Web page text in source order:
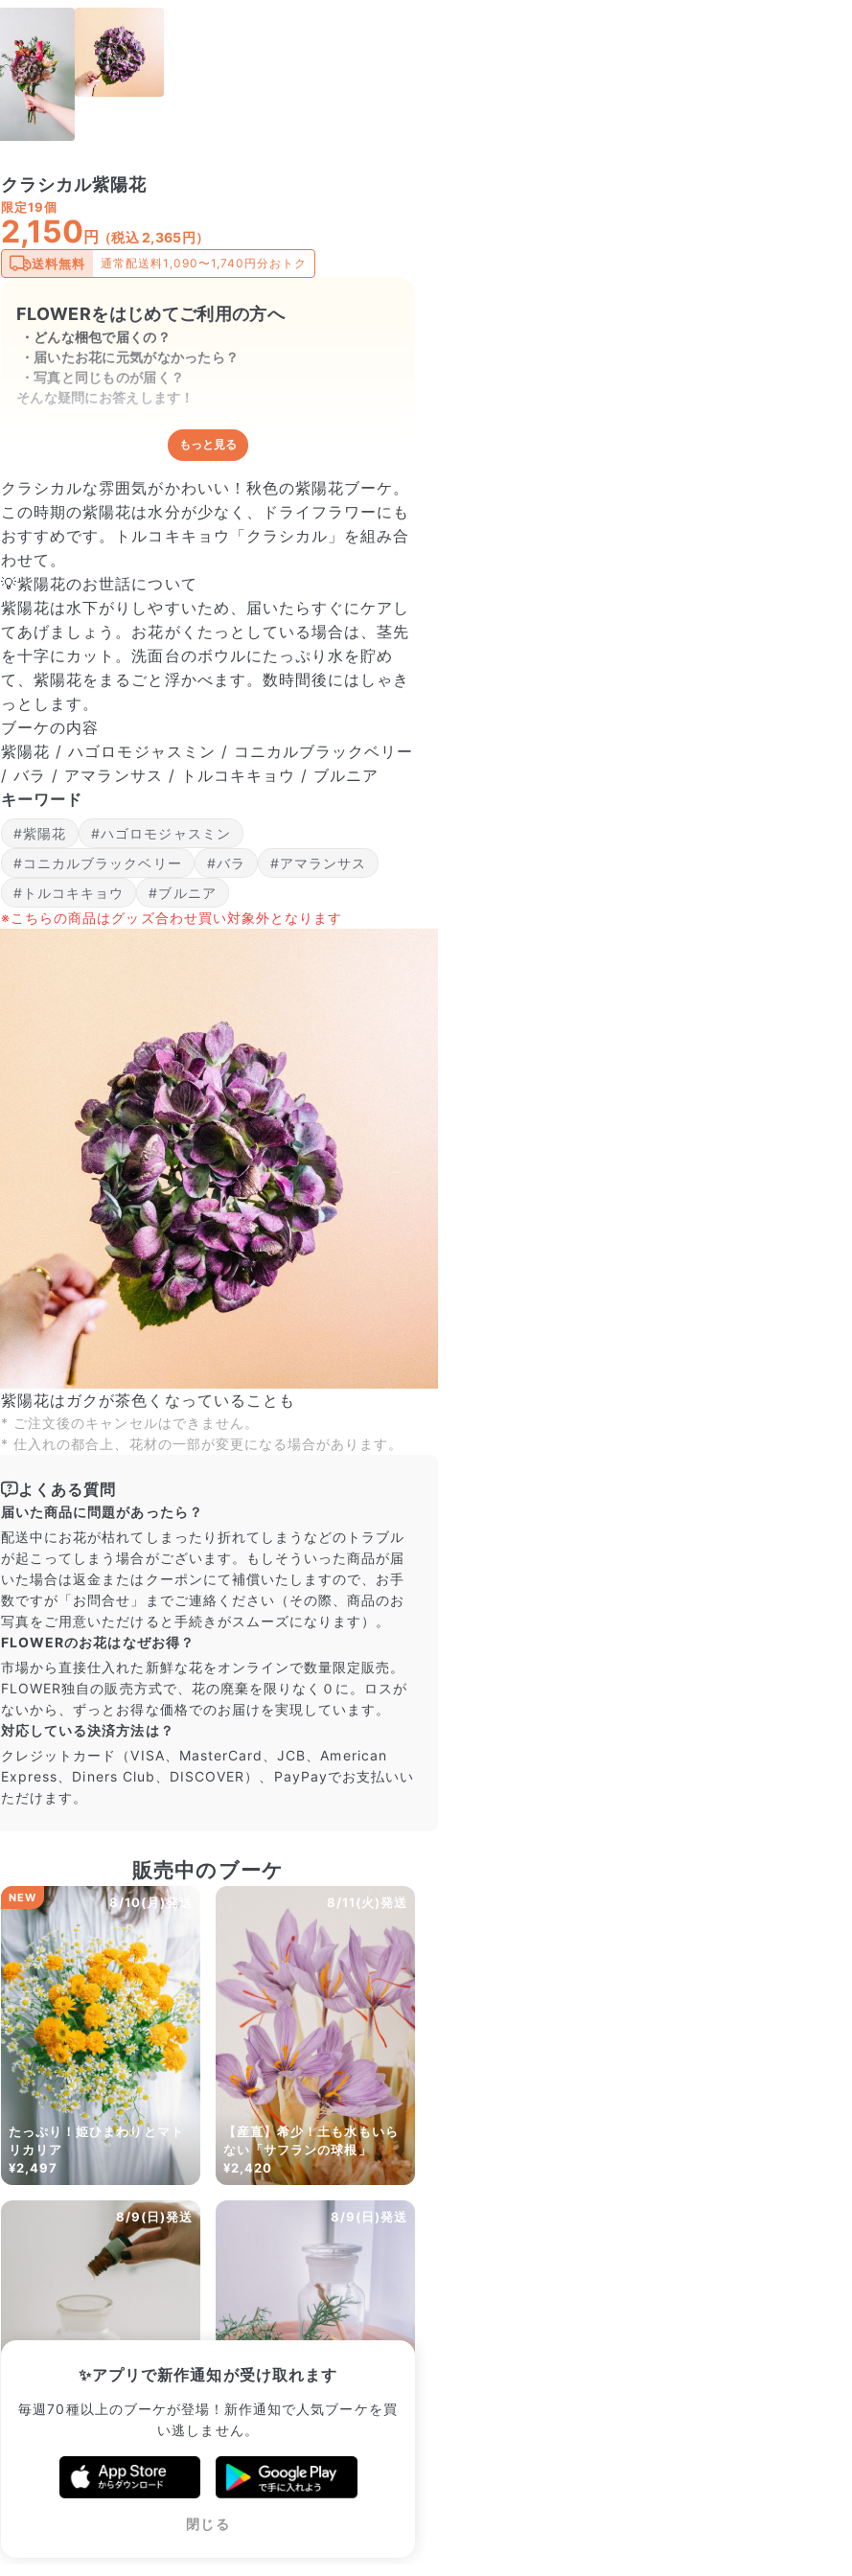
クラシカル紫陽花
限定19個
2,150円 （税込 2,365円）
送料無料 通常配送料1,090〜1,740円分おトク
FLOWERをはじめてご利用の方へ
どんな梱包で届くの？
届いたお花に元気がなかったら？
写真と同じものが届く？
そんな疑問にお答えします！
どんな梱包で届くの？
出荷前に水揚げ（花が水を吸いやすくなる処理）を施し、専用
ボックスに丁寧に梱包してお届けしています。きゅっとまとめ
られて一見窮屈そうに見えますが、輸送中の衝撃による折れや
擦れを軽減する効果があります。
もし届いたお花に「枯れている」「折れている」などの不備が
あった場合は、些細なことでもお気軽にサポートまでご連絡く
ださい。ご返金にて補償いたします。
写真と同じものが届く？
商品ページに掲載している写真は、実際にお届けする商品を撮
影したものです。お花は生き物なので、どうしても色味やサイ
ズ・咲き方に個体差はありますが、できるだけ写真のイメージ
す。
よくある質問
Q. 配送できないエリアはありますか？
ただいま沖縄・離島エリアへの配送には対応しておりません。ご了
承ください。
Q. 配送日時は指定できますか？
お花をベストなタイミングで発送しているため、お届け日の指定は
できません。受け取り時間帯は、発送後にクロネコヤマトのアプリ
から変更可能です。
Q. 注文後にキャンセルできますか？
ご注文後一定時間内であればキャンセル可能です。
もっと見る
クラシカルな雰囲気がかわいい！秋色の紫陽花ブーケ。
この時期の紫陽花は水分が少なく、ドライフラワーにも
おすすめです。トルコキキョウ「クラシカル」を組み合
わせて。
💡紫陽花のお世話について
紫陽花は水下がりしやすいため、届いたらすぐにケアし
てあげましょう。お花がくたっとしている場合は、茎先
を十字にカット。洗面台のボウルにたっぷり水を貯め
て、紫陽花をまるごと浮かべます。数時間後にはしゃき
っとします。
ブーケの内容
紫陽花 / ハゴロモジャスミン / コニカルブラックベリー
/ バラ / アマランサス / トルコキキョウ / ブルニア
キーワード
#紫陽花
#ハゴロモジャスミン
#コニカルブラックベリー
#バラ
#アマランサス
#トルコキキョウ
#ブルニア
※こちらの商品はグッズ合わせ買い対象外となります
紫陽花はガクが茶色くなっていることも
* ご注文後のキャンセルはできません。
* 仕入れの都合上、花材の一部が変更になる場合があります。
よくある質問
届いた商品に問題があったら？
配送中にお花が枯れてしまったり折れてしまうなどのトラブル
が起こってしまう場合がございます。もしそういった商品が届
いた場合は返金またはクーポンにて補償いたしますので、お手
数ですが「お問合せ」までご連絡ください（その際、商品のお
写真をご用意いただけると手続きがスムーズになります）。
FLOWERのお花はなぜお得？
市場から直接仕入れた新鮮な花をオンラインで数量限定販売。
FLOWER独自の販売方式で、花の廃棄を限りなく０に。ロスが
ないから、ずっとお得な価格でのお届けを実現しています。
対応している決済方法は？
クレジットカード（VISA、MasterCard、JCB、American
Express、Diners Club、DISCOVER）、PayPayでお支払いい
ただけます。
✨アプリで新作通知が受け取れます
毎週70種以上のブーケが登場！新作通知で人気ブーケを買
い逃しません。
閉じる
販売中のブーケ
8/10(月)発送
NEW
たっぷり！姫ひまわりとマト
リカリア
¥2,497
8/11(火)発送
【産直】希少！土も水もいら
ない「サフランの球根」
¥2,420
8/9(日)発送
ヒバ香るブラウンコットンの
8/9(日)発送
トルキット（パロサントと森
の香り）